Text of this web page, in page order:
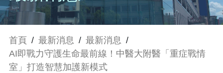
首頁 / 最新消息 / 最新消息 /
AI即戰力守護生命最前線！中醫大附醫「重症戰情
室」打造智慧加護新模式